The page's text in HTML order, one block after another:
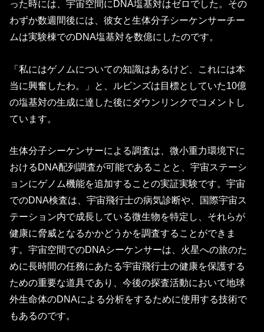
った時には、宇宙空間にDNA塩基対はゼロでした。その
わずか数週間後には、彼女と生体分子シーケンサーチー
ムは実験棟でのDNA塩基対を数億にしたのです。
「私にはゲノムについての知識はあるけど、これには本
当に興奮したわ。」と、ルビンズは目標としていた10億
の塩基対の生成に達した後にダウンリンクでコメントし
ています。
生体分子シーケンサーによる調査は、微小重力環境下に
おけるDNA配列調査が可能であることと、宇宙ステーシ
ョンにゲノム機能を追加することの実証実験です。宇宙
でのDNA検査は、宇宙飛行士の病気診断や、国際宇宙ス
テーション内で成長している微生物を特定し、それらが
健康に脅威となるかかどうかを調査することができま
す。宇宙空間でのDNAシーケンサーは、火星への旅のた
めに長時間の任務にあたる宇宙飛行士の健康を保護する
ための重要な道具であり、今後の探査活動において地球
外生命体のDNAによる分析をするために使用する技術で
もあるのです。